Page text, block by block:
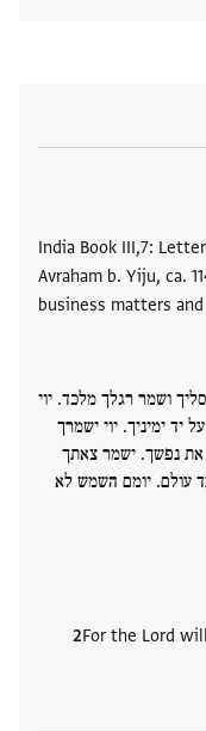
India Book III,7:
Avraham b. Yiju, ca.
business matters
ושמר רגלך מלכד. יוי
יד ימיניך. יוי ישמרך
נפשך. ישמר צאתך
עולם. יומם השמש לא
For the Lord